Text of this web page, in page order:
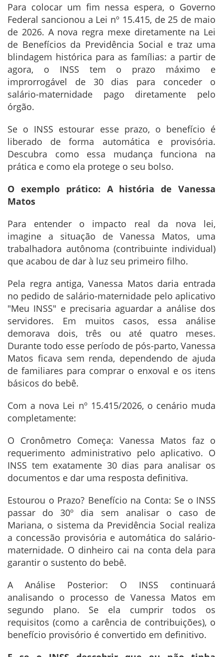
Para colocar um fim nessa espera, o Governo
Federal sancionou a Lei nº 15.415, de 25 de maio
de 2026. A nova regra mexe diretamente na Lei
de Benefícios da Previdência Social e traz uma
blindagem histórica para as famílias: a partir de
agora, o INSS tem o prazo máximo e
improrrogável de 30 dias para conceder o
salário-maternidade pago diretamente pelo
órgão.
Se o INSS estourar esse prazo, o benefício é
liberado de forma automática e provisória.
Descubra como essa mudança funciona na
prática e como ela protege o seu bolso.
O exemplo prático: A história de Vanessa
Matos
Para entender o impacto real da nova lei,
imagine a situação de Vanessa Matos, uma
trabalhadora autônoma (contribuinte individual)
que acabou de dar à luz seu primeiro filho.
Pela regra antiga, Vanessa Matos daria entrada
no pedido de salário-maternidade pelo aplicativo
"Meu INSS" e precisaria aguardar a análise dos
servidores. Em muitos casos, essa análise
demorava dois, três ou até quatro meses.
Durante todo esse período de pós-parto, Vanessa
Matos ficava sem renda, dependendo de ajuda
de familiares para comprar o enxoval e os itens
básicos do bebê.
Com a nova Lei nº 15.415/2026, o cenário muda
completamente:
O Cronômetro Começa: Vanessa Matos faz o
requerimento administrativo pelo aplicativo. O
INSS tem exatamente 30 dias para analisar os
documentos e dar uma resposta definitiva.
Estourou o Prazo? Benefício na Conta: Se o INSS
passar do 30º dia sem analisar o caso de
Mariana, o sistema da Previdência Social realiza
a concessão provisória e automática do salário-
maternidade. O dinheiro cai na conta dela para
garantir o sustento do bebê.
A Análise Posterior: O INSS continuará
analisando o processo de Vanessa Matos em
segundo plano. Se ela cumprir todos os
requisitos (como a carência de contribuições), o
benefício provisório é convertido em definitivo.